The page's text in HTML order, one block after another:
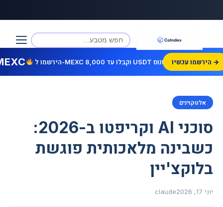
הירשמו עכשיו →
אלטקוינים
סוכני AI וקריפטו ב-2026:
כשבינה מלאכותית פוגשת
בלוקצ'יין
יוני 17, 2026 claude